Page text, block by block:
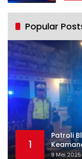
Popular
1
Patroli
9 Mei 2025